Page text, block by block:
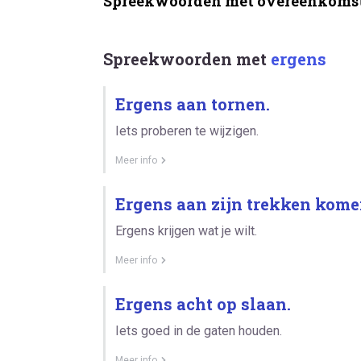
Spreekwoorden met ergens
Ergens aan tornen.
Iets proberen te wijzigen.
Meer info
Ergens aan zijn trekken
Ergens krijgen wat je wilt.
Meer info
Ergens acht op slaan.
Iets goed in de gaten houden.